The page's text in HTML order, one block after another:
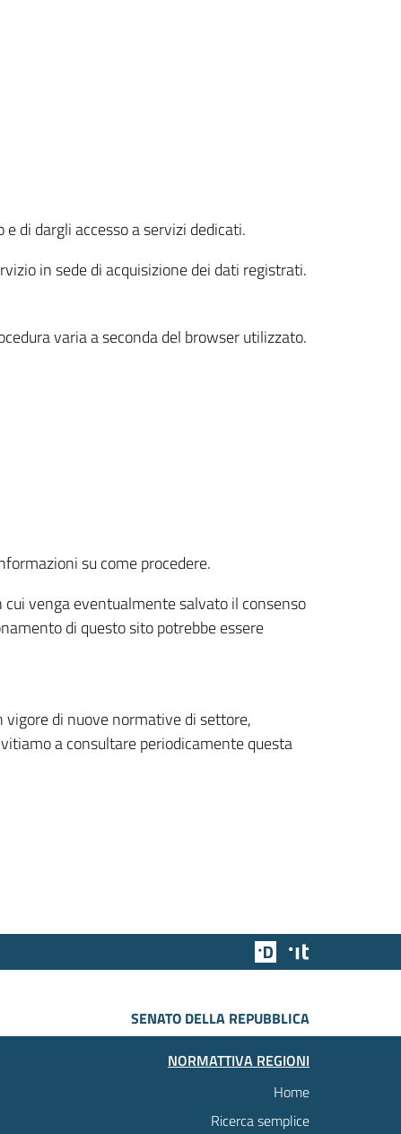
di dargli accesso a servizi dedicati.
in sede di acquisizione dei dati registrati.
varia a seconda del browser utilizzato.
su come procedere.
venga eventualmente salvato il consenso
di questo sito potrebbe essere
di nuove normative di settore,
a consultare periodicamente questa
Team Digitale
SENATO DELLA REPUBBLICA
NORMATTIVA REGIONI
Home
Ricerca semplice